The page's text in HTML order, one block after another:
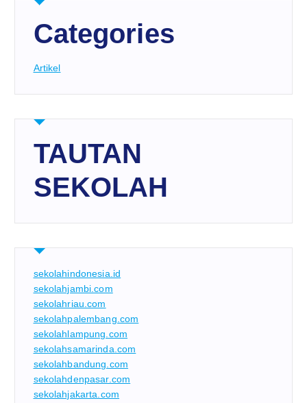
Categories
Artikel
TAUTAN
SEKOLAH
sekolahindonesia.id
sekolahjambi.com
sekolahriau.com
sekolahpalembang.com
sekolahlampung.com
sekolahsamarinda.com
sekolahbandung.com
sekolahdenpasar.com
sekolahjakarta.com